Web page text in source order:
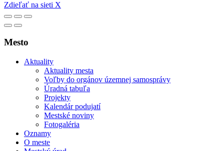
Zdieľať na sieti X
Mesto
Aktuality
Aktuality mesta
Voľby do orgánov územnej samosprávy
Úradná tabuľa
Projekty
Kalendár podujatí
Mestské noviny
Fotogaléria
Oznamy
O meste